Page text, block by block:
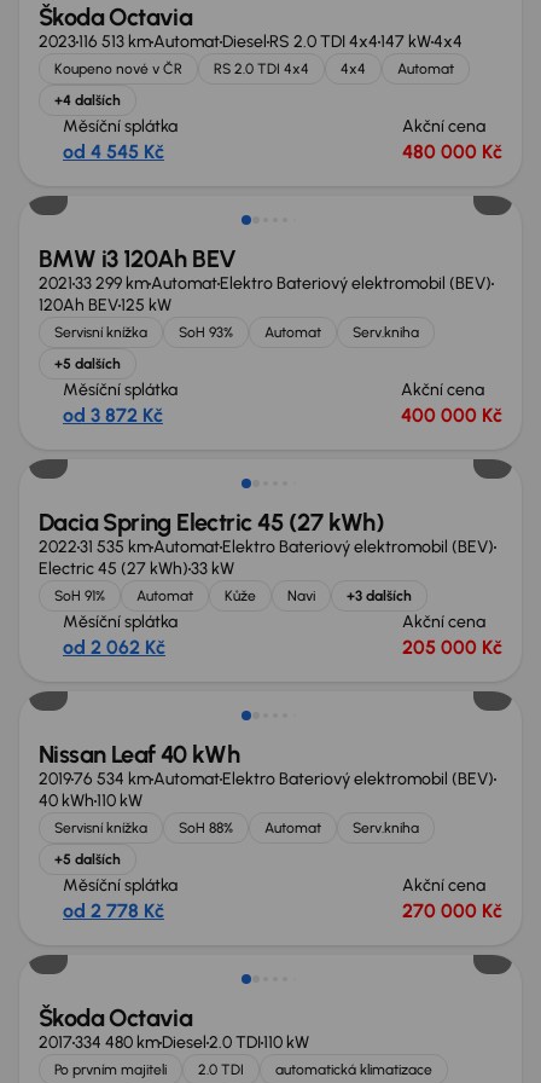
Škoda Octavia
2023116 513 kmAutomatDiesel RS 2.0 TDI 4x4147 kW4x4
Koupeno nové v ČR RS 2.0 TDI 4x4 4x4
Automat
+4 dalších
Měsíční splátka
od 4 545 Kč
Akční cena
480 000 Kč
Zlevněno o 20 000 Kč
BMW i3 120Ah BEV
202133 299 kmAutomatElektro Bateriový elektromobil (BEV)
120Ah BEV125 kW
Servisní knížka SoH 93% Automat
Serv.kniha
+5 dalších
Měsíční splátka
od 3 872 Kč
Akční cena
400 000 Kč
Zlevněno o 15 000 Kč
Dacia Spring Electric 45 (27 kWh)
202231 535 kmAutomatElektro Bateriový elektromobil (BEV)
Electric 45 (27 kWh)33 kW
SoH 91% Automat Kůže Navi +3 dalších
Měsíční splátka
od 2 062 Kč
Akční cena
205 000 Kč
Možnost odpočtu DPH
Nissan Leaf 40 kWh
201976 534 kmAutomatElektro Bateriový elektromobil (BEV)
40 kWh110 kW
Servisní knížka SoH 88% Automat
Serv.kniha
+5 dalších
Měsíční splátka
od 2 778 Kč
Akční cena
270 000 Kč
Nově v nabídce
Škoda Octavia
2017334 480 kmDiesel2.0 TDI110 kW
Po prvním majiteli 2.0 TDI
automatická klimatizace